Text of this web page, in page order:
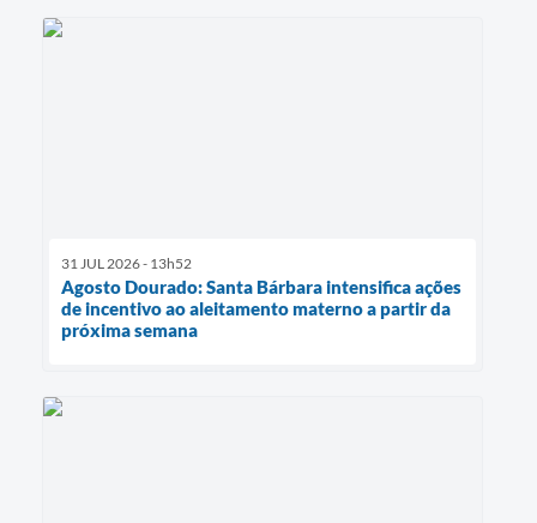
31 JUL 2026 - 13h52
Agosto Dourado: Santa Bárbara intensifica ações
de incentivo ao aleitamento materno a partir da
próxima semana